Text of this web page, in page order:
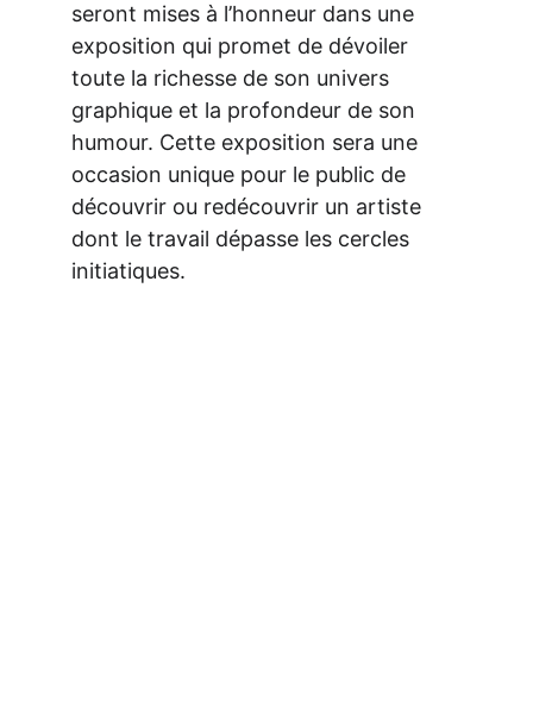
seront mises à l’honneur dans une
exposition qui promet de dévoiler
toute la richesse de son univers
graphique et la profondeur de son
humour. Cette exposition sera une
occasion unique pour le public de
découvrir ou redécouvrir un artiste
dont le travail dépasse les cercles
initiatiques.